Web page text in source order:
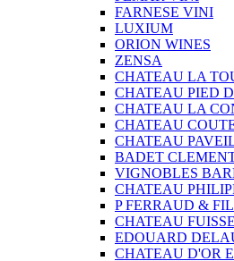
FARNESE VINI
LUXIUM
ORION WINES
ZENSA
CHATEAU LA
CHATEAU PIED
CHATEAU LA
CHATEAU
CHATEAU
BADET
VIGNOBLES
CHATEAU
P FERRAUD &
CHATEAU FUISSE
EDOUARD
CHATEAU D'OR